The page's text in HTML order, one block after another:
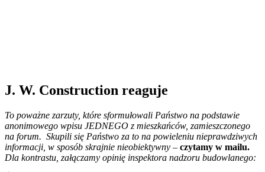
J. W. Construction reaguje
To poważne zarzuty, które sformułowali Państwo na podstawie
anonimowego wpisu JEDNEGO z mieszkańców, zamieszczonego
na forum. Skupili się Państwo za to na powieleniu nieprawdziwych
informacji, w sposób skrajnie nieobiektywny – czytamy w mailu.
Dla kontrastu, załączamy opinię inspektora nadzoru budowlanego: